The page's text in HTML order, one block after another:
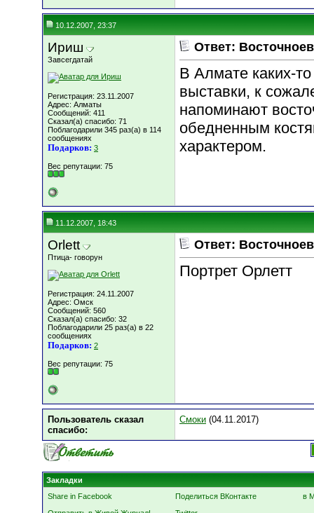
10.12.2007, 23:37
Ириш
Завсегдатай
Регистрация: 23.11.2007
Адрес: Алматы
Сообщений: 411
Сказал(а) спасибо: 71
Поблагодарили 345 раз(а) в 114
сообщениях
Подарков: 3
Вес репутации: 75
Ответ:
В Алмате каких-
выставки, к
напоминают
обедненным
характером.
11.12.2007, 18:43
Orlett
Птица- говорун
Регистрация: 24.11.2007
Адрес: Омск
Сообщений: 560
Сказал(а) спасибо: 32
Поблагодарили 25 раз(а) в 22
сообщениях
Подарков: 2
Вес репутации: 75
Ответ:
Портрет Орлетт
Пользователь сказал
cпасибо:
Смоки (04.11.2017)
Закладки
Share in Facebook
Поделиться ВКонтакте
в